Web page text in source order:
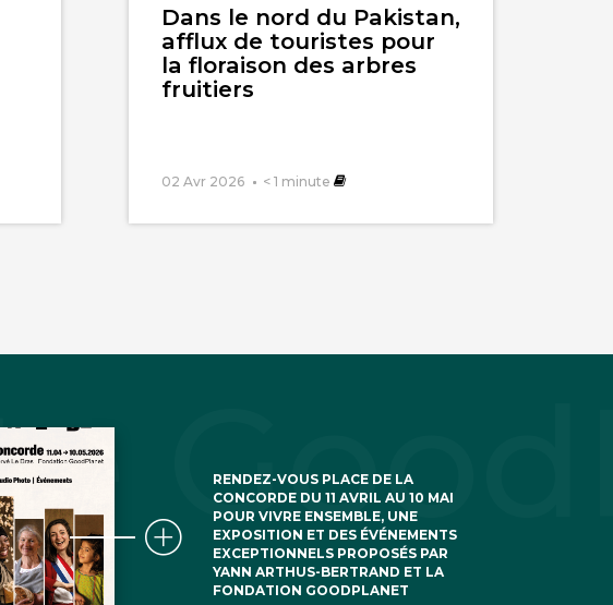
Dans le nord du Pakistan,
afflux de touristes pour
la floraison des arbres
fruitiers
02 Avr 2026 < 1 minute
RENDEZ-VOUS PLACE DE LA
CONCORDE DU 11 AVRIL AU 10 MAI
POUR VIVRE ENSEMBLE, UNE
EXPOSITION ET DES ÉVÉNEMENTS
EXCEPTIONNELS PROPOSÉS PAR
YANN ARTHUS-BERTRAND ET LA
FONDATION GOODPLANET